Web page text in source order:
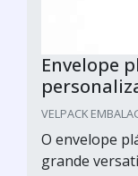
Envelope
VELPACK
O envelope
grande